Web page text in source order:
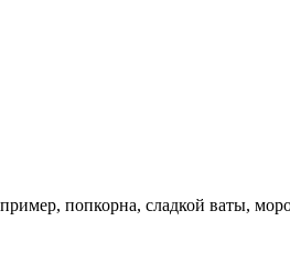
попкорна, сладкой ваты,